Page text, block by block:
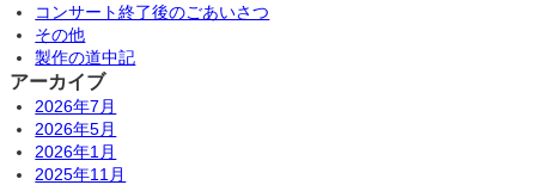
コンサート終了後のごあいさつ
その他
製作の道中記
アーカイブ
2026年7月
2026年5月
2026年1月
2025年11月